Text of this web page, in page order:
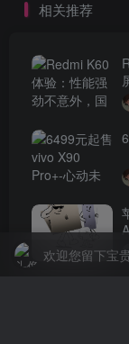
相关推荐
欢迎您留下宝